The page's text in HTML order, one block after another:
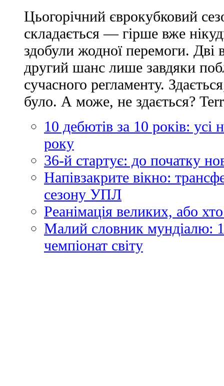
Цьогорічний єврокубковий
складається — гірше вже
здобули жодної перемоги.
другий шанс лише завдяки
сучасного регламенту.
було. А може, не здається?
10 дебютів за 10 років:
року
36-й стартує: до початку
Напівзакрите вікно:
сезону УПЛ
Реанімація великих, або
Малий словник мундіалю:
чемпіонат світу